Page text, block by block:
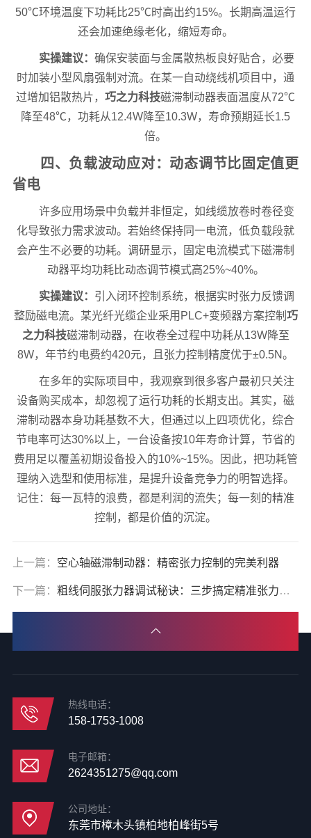
50℃环境温度下功耗比25℃时高出约15%。长期高温运行
还会加速绝缘老化，缩短寿命。
实操建议： 确保安装面与金属散热板良好贴合，必要
时加装小型风扇强制对流。在某一自动绕线机项目中，通
过增加铝散热片， 巧之力科技磁滞制动器表面温度从72℃
降至48℃，功耗从12.4W降至10.3W，寿命预期延长1.5
倍。
四、负载波动应对：动态调节比固定值更
省电
许多应用场景中负载并非恒定，如线缆放卷时卷径变
化导致张力需求波动。若始终保持同一电流，低负载段就
会产生不必要的功耗。调研显示，固定电流模式下磁滞制
动器平均功耗比动态调节模式高25%~40%。
实操建议： 引入闭环控制系统，根据实时张力反馈调
整励磁电流。某光纤光缆企业采用PLC+变频器方案控制 巧
之力科技磁滞制动器，在收卷全过程中功耗从13W降至
8W，年节约电费约420元，且张力控制精度优于±0.5N。
在多年的实际项目中，我观察到很多客户最初只关注
设备购买成本，却忽视了运行功耗的长期支出。其实，磁
滞制动器本身功耗基数不大，但通过以上四项优化，综合
节电率可达30%以上，一台设备按10年寿命计算，节省的
费用足以覆盖初期设备投入的10%~15%。因此，把功耗管
理纳入选型和使用标准，是提升设备竞争力的明智选择。
记住：每一瓦特的浪费，都是利润的流失；每一刻的精准
控制，都是价值的沉淀。
上一篇： 空心轴磁滞制动器：精密张力控制的完美利器
下一篇： 粗线伺服张力器调试秘诀：三步搞定精准张力控制
热线电话：
158-1753-1008
电子邮箱：
2624351275@qq.com
公司地址：
东莞市樟木头镇柏地柏峰街5号